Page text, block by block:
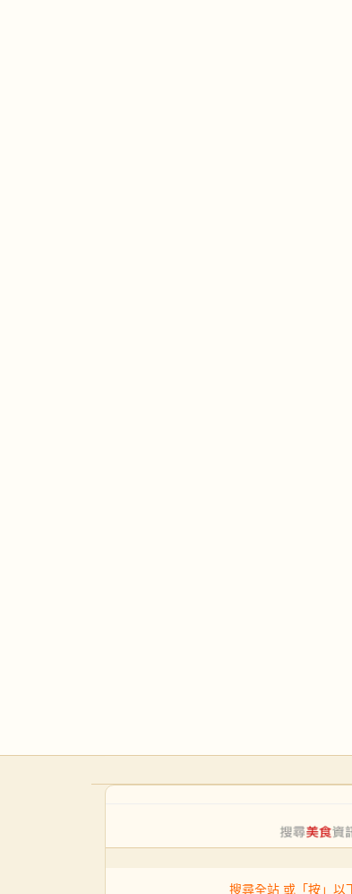
搜尋全站 或「按」以